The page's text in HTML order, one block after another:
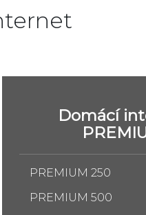
Domácí
PREMIUM 250
PREMIUM 500